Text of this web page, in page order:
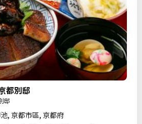
都別邸
邸
, 京都市區, 京都府